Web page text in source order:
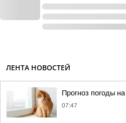
ЛЕНТА НОВОСТЕЙ
Прогноз погоды
07:47